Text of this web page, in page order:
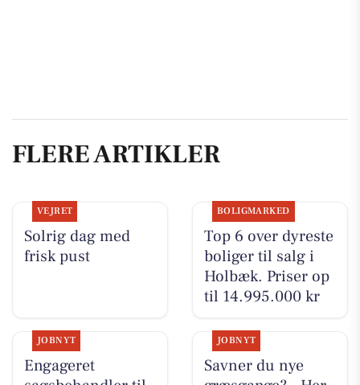
FLERE ARTIKLER
VEJRET
Solrig dag med
frisk pust
BOLIGMARKED
Top 6 over dyreste
boliger til salg i
Holbæk. Priser op
til 14.995.000 kr
JOBNYT
Engageret
JOBNYT
Savner du nye